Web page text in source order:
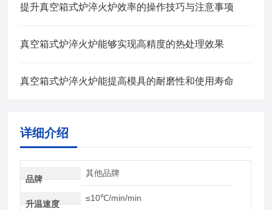
提升真空箱式炉淬火炉效率的操作技巧与注意事项
真空箱式炉淬火炉能够实现高精度的热处理效果
真空箱式炉淬火炉能提高模具的耐磨性和使用寿命
详细介绍
品牌
其他品牌
升温速度
≤10℃/min/min